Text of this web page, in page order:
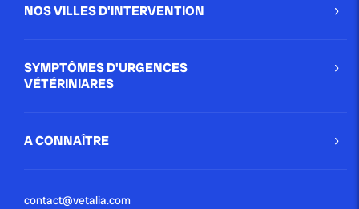
NOS VILLES D'INTERVENTION
SYMPTÔMES D'URGENCES
VÉTÉRINIARES
A CONNAÎTRE
contact@vetalia.com